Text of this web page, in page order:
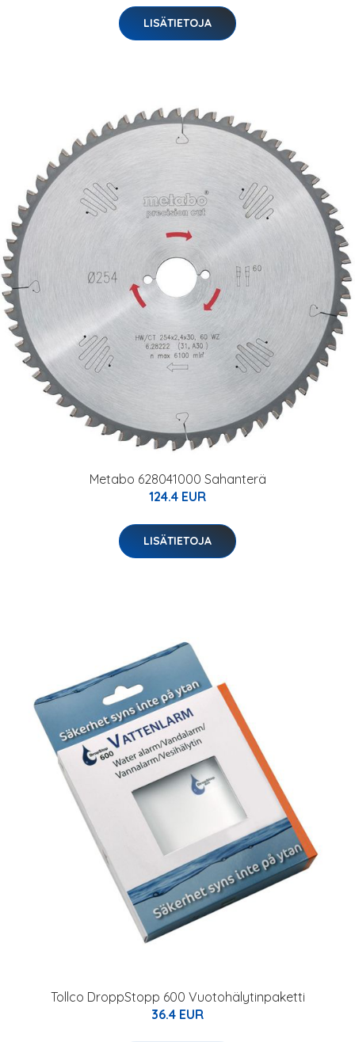
LISÄTIETOJA
Metabo 628041000 Sahanterä
124.4 EUR
LISÄTIETOJA
Tollco DroppStopp 600 Vuotohälytinpaketti
36.4 EUR